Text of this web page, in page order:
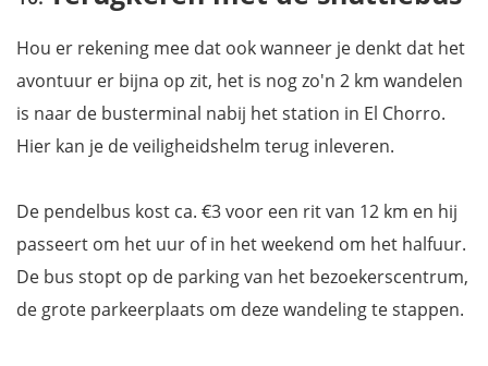
Hou er rekening mee dat ook wanneer je denkt dat het
avontuur er bijna op zit, het is nog zo'n 2 km wandelen
is naar de busterminal nabij het station in El Chorro.
Hier kan je de veiligheidshelm terug inleveren.
De pendelbus kost ca. €3 voor een rit van 12 km en hij
passeert om het uur of in het weekend om het halfuur.
De bus stopt op de parking van het bezoekerscentrum,
de grote parkeerplaats om deze wandeling te stappen.